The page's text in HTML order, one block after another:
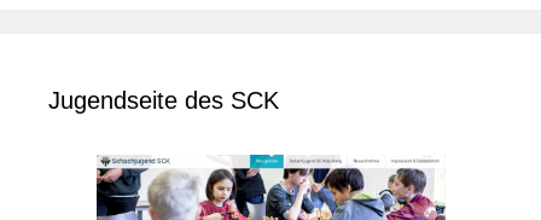
Jugendseite des SCK